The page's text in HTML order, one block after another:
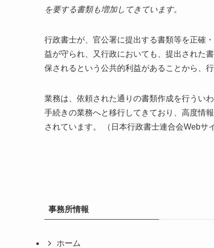
を要する書類も増加してきています。
行政書士が、官公署に提出する書類等を正確
益が守られ、又行政においても、提出された
保されるという公共的利益があることから、
業務は、依頼された通りの書類作成を行うい
手続きの業務へと移行してきており、高度情
されています。 （日本行政書士連合会Webサ
事務所情報
ホーム